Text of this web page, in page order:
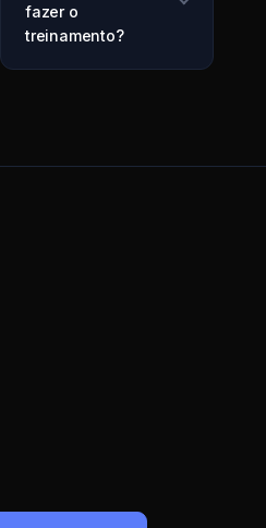
fazer o
treinamento?